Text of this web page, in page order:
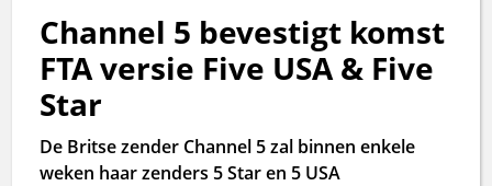
Channel 5 bevestigt komst
FTA versie Five USA & Five
Star
De Britse zender Channel 5 zal binnen enkele
weken haar zenders 5 Star en 5 USA